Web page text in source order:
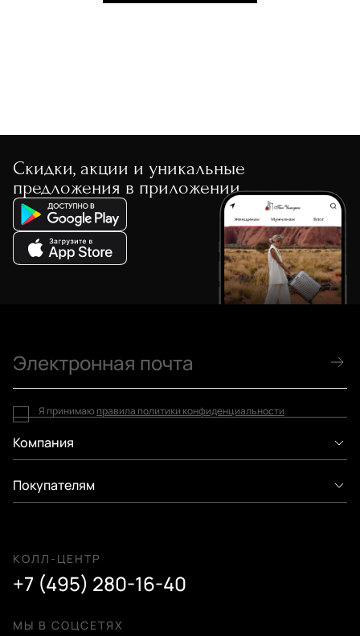
Скидки, акции и уникальные
предложения в приложении
Компания
Покупателям
КОЛЛ-ЦЕНТР
+7 (495) 280-16-40
МЫ В СОЦСЕТЯХ
Я принимаю правила политики конфиденциальности